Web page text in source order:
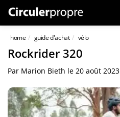
home guide d'achat vélo
Rockrider 320
Par Marion Bieth le 20 août 2023